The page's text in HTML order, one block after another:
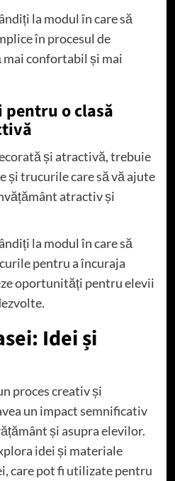
la modul în care să
în procesul de
mai confortabil și mai
o clasă
și atractivă, trebuie
și trucurile care să vă ajute
atractiv și
la modul în care să
pentru a încuraja
oportunități pentru elevii
Idei și
proces creativ și
un impact semnificativ
și asupra elevilor.
idei și materiale
care pot fi utilizate pentru